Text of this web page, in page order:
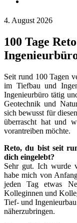
4. August 2026
100 Tage
Seit rund 100 Tagen
im Tiefbau und
Ingenieurbüro tätig
Geotechnik und
sich bewusst für
überrascht hat und
vorantreiben möchte.
Reto, du bist seit
dich eingelebt?
Sehr gut. Ich wurde
habe mich von
jeden Tag etwas
Kolleginnen und
Tief- und
näherzubringen.